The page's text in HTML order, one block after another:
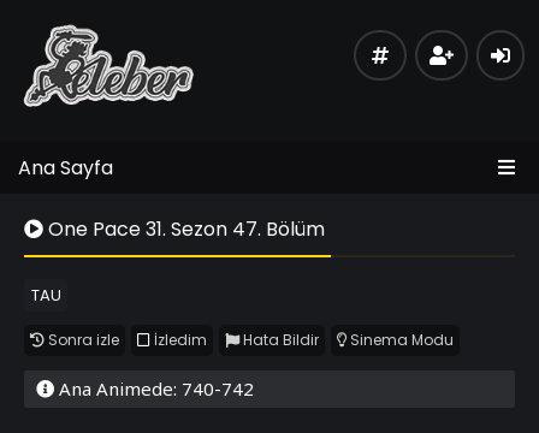
Ana Sayfa
One Pace 31. Sezon 47. Bölüm
TAU
Sonra izle İzledim Hata Bildir Sinema Modu
Ana Animede: 740-742